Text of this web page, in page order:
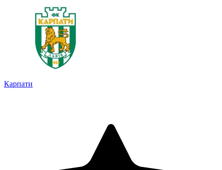
Карпати